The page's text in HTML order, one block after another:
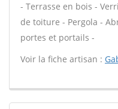
- Terrasse en bois -
de toiture - Pergola -
portes et portails -
Voir la fiche artisan :